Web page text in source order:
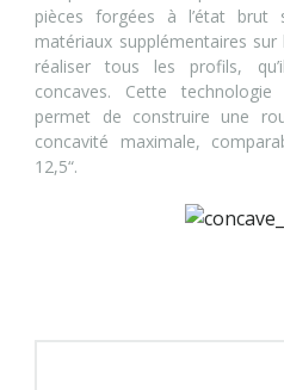
pièces forgées à l’état brut
matériaux supplémentaires
réaliser tous les profils,
concaves. Cette
permet de construire une
concavité maximale,
12,5“.